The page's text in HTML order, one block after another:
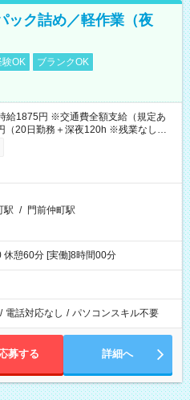
ック詰め／軽作業（夜
験OK
ブランクOK
給1875円 ※交通費全額支給（規定あ
（20日勤務＋深夜120h ※残業なしの場
駅 / 門前仲町駅
休憩60分 [実働]8時間00分
/ 電話対応なし / パソコンスキル不要
募する 詳細へ